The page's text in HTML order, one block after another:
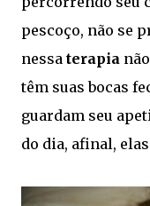
pescoço, não se
nessa terapia
têm suas bocas
guardam seu
do dia, afinal,